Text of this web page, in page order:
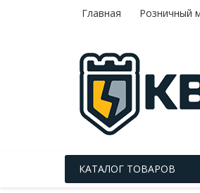
Главная Розничный
КАТАЛОГ ТОВАРОВ